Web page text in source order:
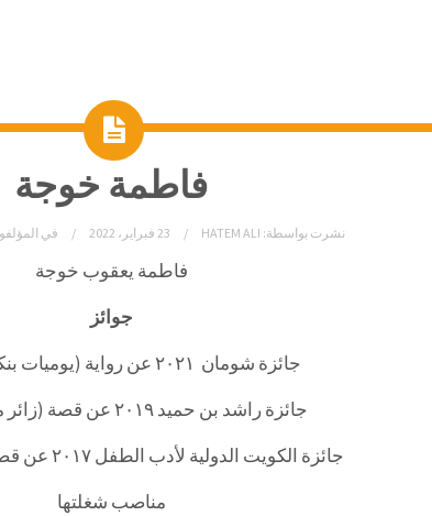
فاطمة خوجة
نشرت بواسطة: HATEM ALI 23 فبراير، 2022 في
فاطمة يعقوب خوجة
جوائز
جائزة شومان ٢٠٢١ عن رواية (يوميات بنكهة كوفيد).
جائزة راشد بن حميد ٢٠١٩ عن قصة (زائر من الفضاء).
جائزة الكويت الدولية لأدب الطفل ٢٠١٧ عن قصة (إجازة صيف).
مناصب شغلتها